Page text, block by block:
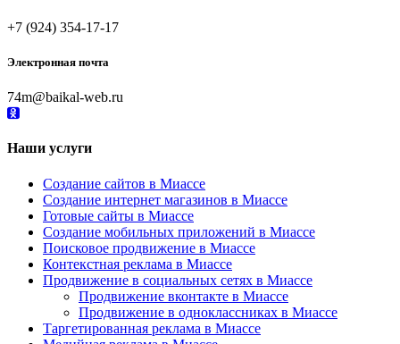
+7 (924) 354-17-17
Электронная почта
74m@baikal-web.ru
Наши услуги
Создание сайтов в Миассе
Создание интернет магазинов в Миассе
Готовые сайты в Миассе
Создание мобильных приложений в Миассе
Поисковое продвижение в Миассе
Контекстная реклама в Миассе
Продвижение в социальных сетях в Миассе
Продвижение вконтакте в Миассе
Продвижение в одноклассниках в Миассе
Таргетированная реклама в Миассе